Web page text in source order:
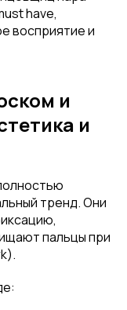
have,
восприятие и
и
и
тренд. Они
пальцы при